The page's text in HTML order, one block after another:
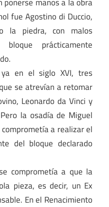
ponerse manos a la obra
fue Agostino di Duccio,
la piedra, con malos
prácticamente
en el siglo XVI, tres
se atrevían a retomar
Leonardo da Vinci y
la osadía de Miguel
a realizar el
del bloque declarado
comprometía a que la
pieza, es decir, un Ex
En el Renacimiento